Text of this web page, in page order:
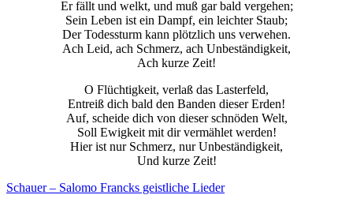
Er fällt und welkt, und muß gar bald vergehen;
Sein Leben ist ein Dampf, ein leichter Staub;
Der Todessturm kann plötzlich uns verwehen.
Ach Leid, ach Schmerz, ach Unbeständigkeit,
Ach kurze Zeit!
O Flüchtigkeit, verlaß das Lasterfeld,
Entreiß dich bald den Banden dieser Erden!
Auf, scheide dich von dieser schnöden Welt,
Soll Ewigkeit mit dir vermählet werden!
Hier ist nur Schmerz, nur Unbeständigkeit,
Und kurze Zeit!
Schauer – Salomo Francks geistliche Lieder